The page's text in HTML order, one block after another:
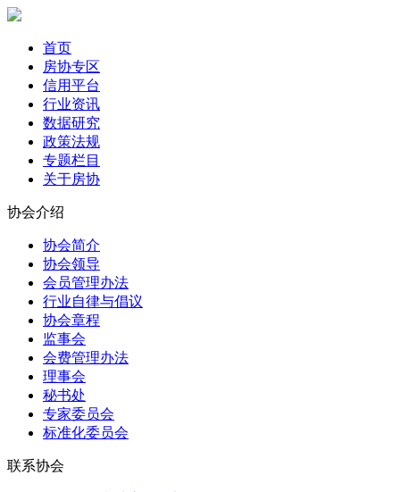
首页
房协专区
信用平台
行业资讯
数据研究
政策法规
专题栏目
关于房协
协会介绍
协会简介
协会领导
会员管理办法
行业自律与倡议
协会章程
监事会
会费管理办法
理事会
秘书处
专家委员会
标准化委员会
联系协会